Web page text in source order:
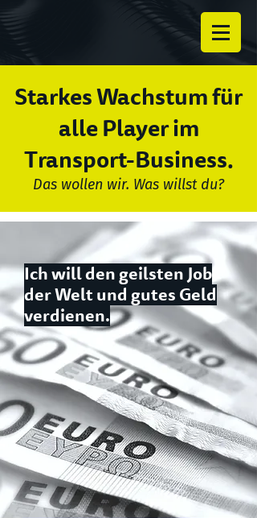
Starkes Wachstum für
alle Player im
Transport-Business.
Das wollen wir. Was willst du?
Ich will den geilsten Job
der Welt und gutes Geld
verdienen.